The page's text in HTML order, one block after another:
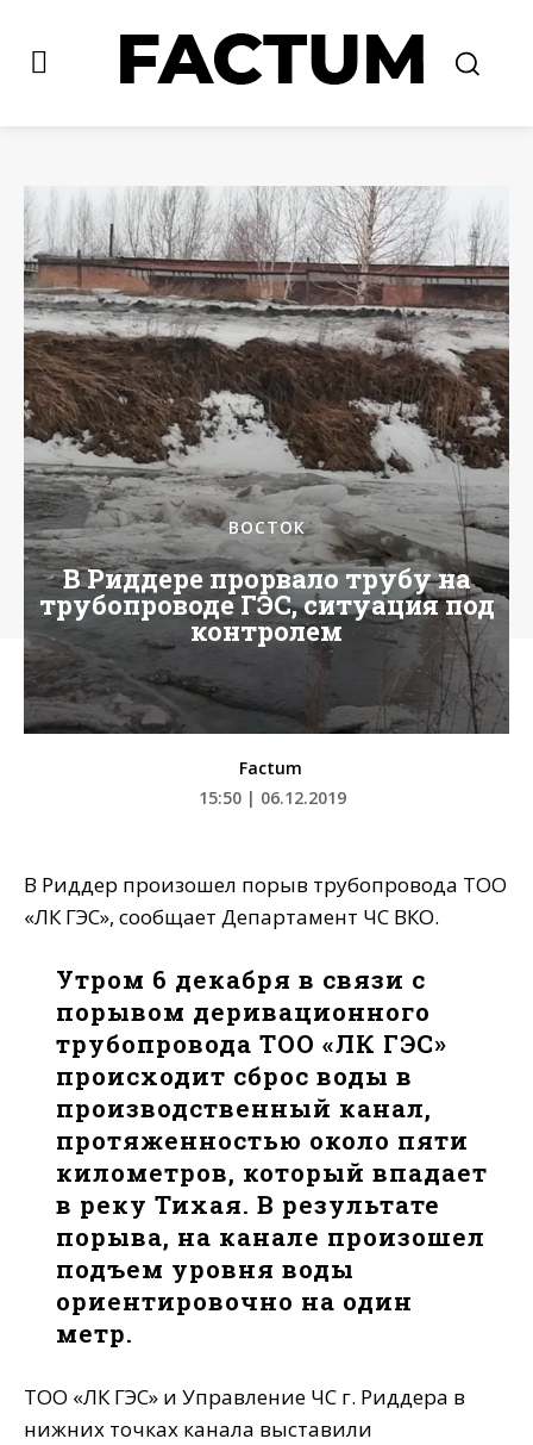
ВОСТОК
В Риддере прорвало трубу на
трубопроводе ГЭС, ситуация под
контролем
Factum
15:50 | 06.12.2019
В Риддер произошел порыв трубопровода ТОО
«ЛК ГЭС», сообщает Департамент ЧС ВКО.
Утром 6 декабря в связи с
порывом деривационного
трубопровода ТОО «ЛК ГЭС»
происходит сброс воды в
производственный канал,
протяженностью около пяти
километров, который впадает
в реку Тихая. В результате
порыва, на канале произошел
подъем уровня воды
ориентировочно на один
метр.
ТОО «ЛК ГЭС» и Управление ЧС г. Риддера в
нижних точках канала выставили